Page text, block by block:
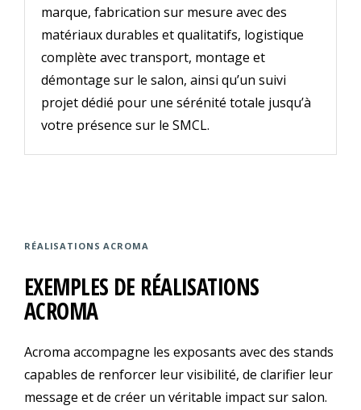
marque, fabrication sur mesure avec des
matériaux durables et qualitatifs, logistique
complète avec transport, montage et
démontage sur le salon, ainsi qu’un suivi
projet dédié pour une sérénité totale jusqu’à
votre présence sur le SMCL.
RÉALISATIONS ACROMA
EXEMPLES DE RÉALISATIONS
ACROMA
Acroma accompagne les exposants avec des stands
capables de renforcer leur visibilité, de clarifier leur
message et de créer un véritable impact sur salon.